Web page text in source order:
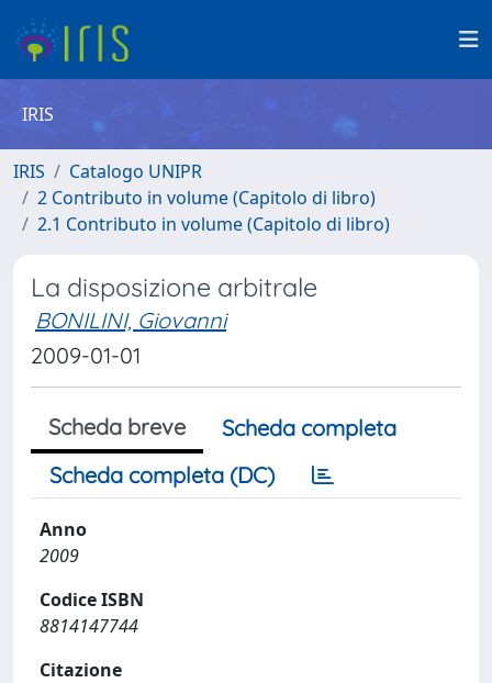
IRIS
IRIS
Catalogo UNIPR
2 Contributo in volume (Capitolo di libro)
2.1 Contributo in volume (Capitolo di libro)
La disposizione arbitrale
BONILINI, Giovanni
2009-01-01
Scheda breve
Scheda completa
Scheda completa (DC)
Anno
2009
Codice ISBN
8814147744
Citazione